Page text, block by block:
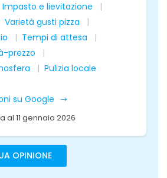
Impasto e lievitazione
Varietà gusti pizza
Tempi di attesa
prezzo
Pulizia locale
su Google
al 11 gennaio 2026
OPINIONE